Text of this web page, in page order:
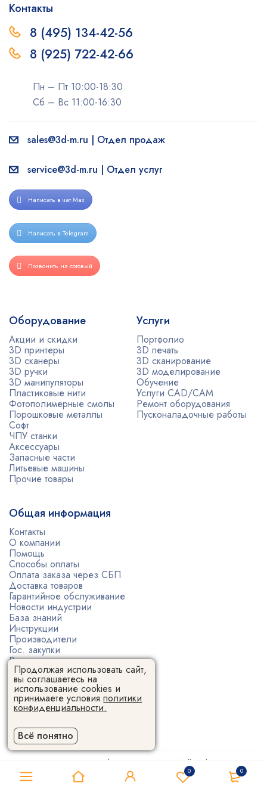
0 0
Контакты
8 (495) 134-42-56
8 (925) 722-42-66
Пн – Пт 10:00-18:30
Сб – Вс 11:00-16:30
sales@3d-m.ru | Отдел продаж
service@3d-m.ru | Отдел услуг
Написать в чат Max
Написать в Telegram
Позвонить на сотовый
Оборудование
Акции и скидки
3D принтеры
3D сканеры
3D ручки
3D манипуляторы
Пластиковые нити
Фотополимерные смолы
Порошковые металлы
Софт
ЧПУ станки
Аксессуары
Запасные части
Литьевые машины
Прочие товары
Услуги
Портфолио
3D печать
3D сканирование
3D моделирование
Обучение
Услуги CAD/CAM
Ремонт оборудования
Пусконаладочные работы
Общая информация
Контакты
О компании
Помощь
Способы оплаты
Оплата заказа через СБП
Доставка товаров
Гарантийное обслуживание
Новости индустрии
База знаний
Инструкции
Производители
Гос. закупки
Вакансии компании
Купить в своем городе
Возврат и обмен товара
Сертификаты производителей
Политика конфиденциальности
Пользовательское соглашение
Поставщик 3D-оборудования 3DMall © | 2026
Продолжая использовать сайт,
вы соглашаетесь на
использование cookies и
принимаете условияполитики
конфиденциальности.
Всё понятно